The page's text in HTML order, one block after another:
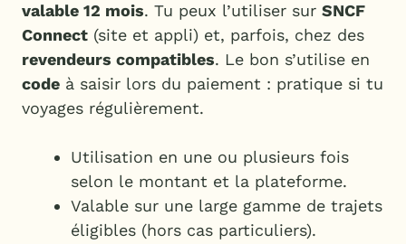
valable 12 mois. Tu peux l’utiliser sur SNCF
Connect (site et appli) et, parfois, chez des
revendeurs compatibles. Le bon s’utilise en
code à saisir lors du paiement : pratique si tu
voyages régulièrement.
Utilisation en une ou plusieurs fois
selon le montant et la plateforme.
Valable sur une large gamme de trajets
éligibles (hors cas particuliers).